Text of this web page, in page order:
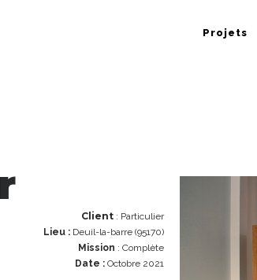
Projets
Client : Particulier
Lieu : Deuil-la-barre (95170)
Mission : Complète
Date : Octobre 2021